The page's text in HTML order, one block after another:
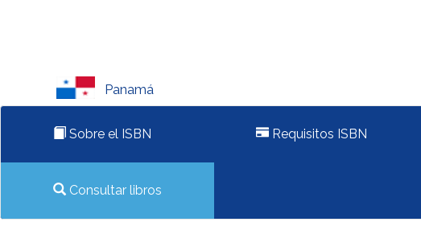
Panamá
Sobre el ISBN Requisitos ISBN
Consultar libros